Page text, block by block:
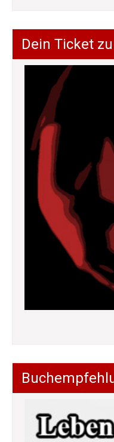
Dein Ticket